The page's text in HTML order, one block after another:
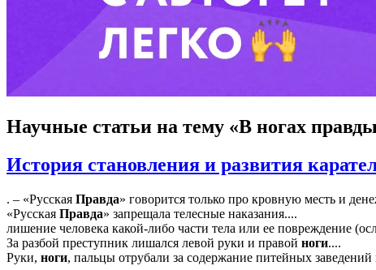
Научные статьи на тему «В ногах
История становления и развития
. – «Русская Правда» говорится только про кровную месть и
«Русская Правда» запрещала телесные наказания....
лишение человека какой-либо части тела или ее повреждение
За разбой преступник лишался левой руки и правой ноги....
Руки, ноги, пальцы отрубали за содержание питейных